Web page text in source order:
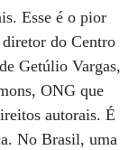
Esse é o pior
do Centro
Getúlio Vargas,
ONG que
autorais. É
No Brasil, uma